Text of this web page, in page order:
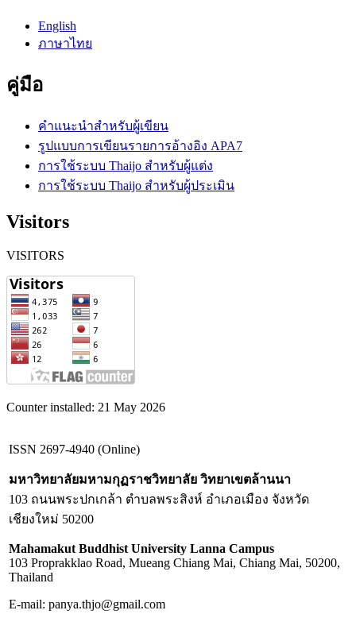
English
ภาษาไทย
คู่มือ
คำแนะนำสำหรับผู้เขียน
รูปแบบการเขียนรายการอ้างอิง APA7
การใช้ระบบ Thaijo สำหรับผู้แต่ง
การใช้ระบบ Thaijo สำหรับผู้ประเมิน
Visitors
VISITORS
Counter installed: 21 May 2026
ISSN 2697-4940 (Online)
มหาวิทยาลัยมหามกุฏราชวิทยาลัย วิทยาเขตล้านนา
103 ถนนพระปกเกล้า ตำบลพระสิงห์ อำเภอเมือง จังหวัด
เชียงใหม่ 50200
Mahamakut Buddhist University Lanna Campus
103 Proprakklao Road, Mueang Chiang Mai, Chiang Mai, 50200,
Thailand
E-mail: panya.thjo@gmail.com